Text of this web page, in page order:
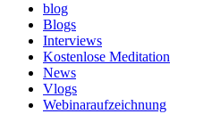
blog
Blogs
Interviews
Kostenlose Meditation
News
Vlogs
Webinaraufzeichnung